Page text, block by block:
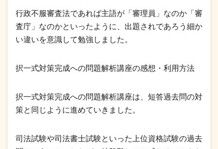
行政不服審査法であれば主語が「審理員」なのか「審
査庁」なのかといったように、出題されであろう細か
い違いを意識して勉強しました。
択一式対策完成への問題解析講座の感想・利用方法
択一式対策完成への問題解析講座は、短答過去問の対
策と同じように進めていきました。
司法試験や司法書士試験といった上位資格試験の過去